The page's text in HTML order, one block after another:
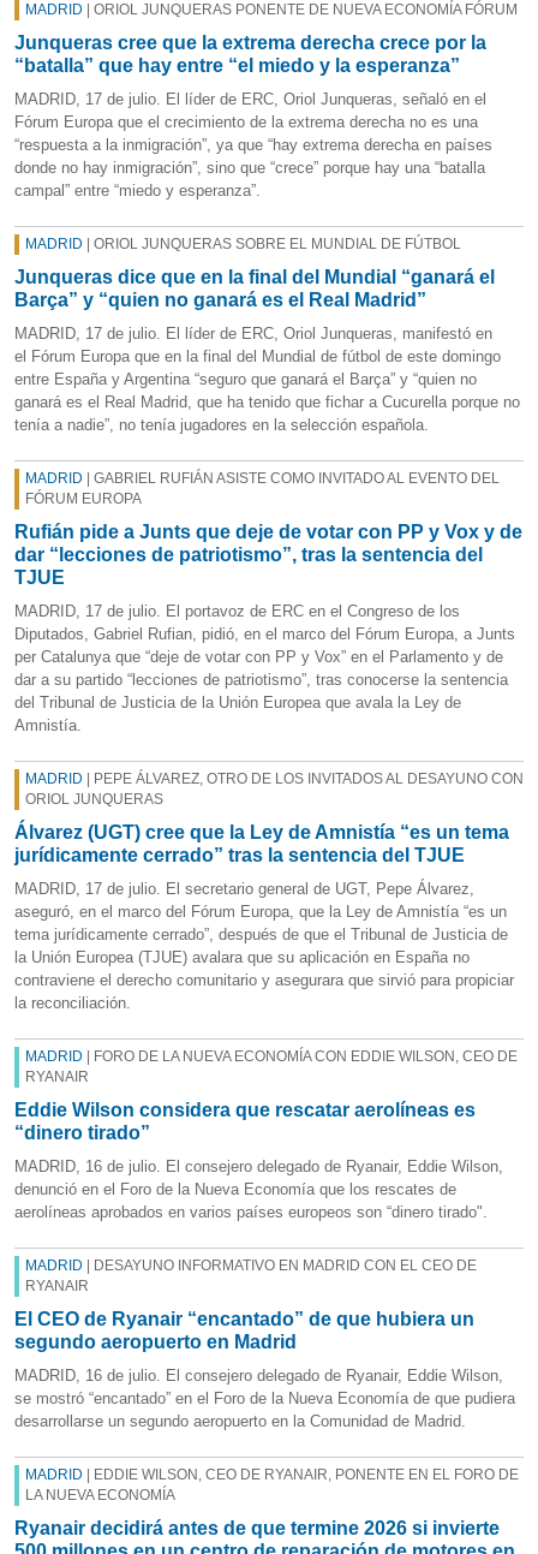
MADRID | ORIOL JUNQUERAS PONENTE DE NUEVA ECONOMÍA FÓRUM
Junqueras cree que la extrema derecha crece por la
“batalla” que hay entre “el miedo y la esperanza”
MADRID, 17 de julio. El líder de ERC, Oriol Junqueras, señaló en el
Fórum Europa que el crecimiento de la extrema derecha no es una
“respuesta a la inmigración”, ya que “hay extrema derecha en países
donde no hay inmigración”, sino que “crece” porque hay una “batalla
campal” entre “miedo y esperanza”.
MADRID | ORIOL JUNQUERAS SOBRE EL MUNDIAL DE FÚTBOL
Junqueras dice que en la final del Mundial “ganará el
Barça” y “quien no ganará es el Real Madrid”
MADRID, 17 de julio. El líder de ERC, Oriol Junqueras, manifestó en
el Fórum Europa que en la final del Mundial de fútbol de este domingo
entre España y Argentina “seguro que ganará el Barça” y “quien no
ganará es el Real Madrid, que ha tenido que fichar a Cucurella porque no
tenía a nadie”, no tenía jugadores en la selección española.
MADRID | GABRIEL RUFIÁN ASISTE COMO INVITADO AL EVENTO DEL
FÓRUM EUROPA
Rufián pide a Junts que deje de votar con PP y Vox y de
dar “lecciones de patriotismo”, tras la sentencia del
TJUE
MADRID, 17 de julio. El portavoz de ERC en el Congreso de los
Diputados, Gabriel Rufian, pidió, en el marco del Fórum Europa, a Junts
per Catalunya que “deje de votar con PP y Vox” en el Parlamento y de
dar a su partido “lecciones de patriotismo”, tras conocerse la sentencia
del Tribunal de Justicia de la Unión Europea que avala la Ley de
Amnistía.
MADRID | PEPE ÁLVAREZ, OTRO DE LOS INVITADOS AL DESAYUNO CON
ORIOL JUNQUERAS
Álvarez (UGT) cree que la Ley de Amnistía “es un tema
jurídicamente cerrado” tras la sentencia del TJUE
MADRID, 17 de julio. El secretario general de UGT, Pepe Álvarez,
aseguró, en el marco del Fórum Europa, que la Ley de Amnistía “es un
tema jurídicamente cerrado”, después de que el Tribunal de Justicia de
la Unión Europea (TJUE) avalara que su aplicación en España no
contraviene el derecho comunitario y asegurara que sirvió para propiciar
la reconciliación.
MADRID | FORO DE LA NUEVA ECONOMÍA CON EDDIE WILSON, CEO DE
RYANAIR
Eddie Wilson considera que rescatar aerolíneas es
“dinero tirado”
MADRID, 16 de julio. El consejero delegado de Ryanair, Eddie Wilson,
denunció en el Foro de la Nueva Economía que los rescates de
aerolíneas aprobados en varios países europeos son “dinero tirado".
MADRID | DESAYUNO INFORMATIVO EN MADRID CON EL CEO DE
RYANAIR
El CEO de Ryanair “encantado” de que hubiera un
segundo aeropuerto en Madrid
MADRID, 16 de julio. El consejero delegado de Ryanair, Eddie Wilson,
se mostró “encantado” en el Foro de la Nueva Economía de que pudiera
desarrollarse un segundo aeropuerto en la Comunidad de Madrid.
MADRID | EDDIE WILSON, CEO DE RYANAIR, PONENTE EN EL FORO DE
LA NUEVA ECONOMÍA
Ryanair decidirá antes de que termine 2026 si invierte